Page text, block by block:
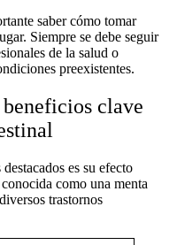
sabercómo tomar
Siempre se debe seguir
de la salud o
preexistentes.
clave
destacados es su efecto
como una menta
trastornos